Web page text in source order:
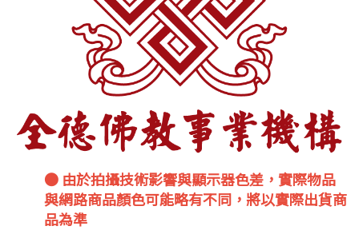
● 由於拍攝技術影響與顯示器色差，實際物品
與網路商品顏色可能略有不同，將以實際出貨商
品為準